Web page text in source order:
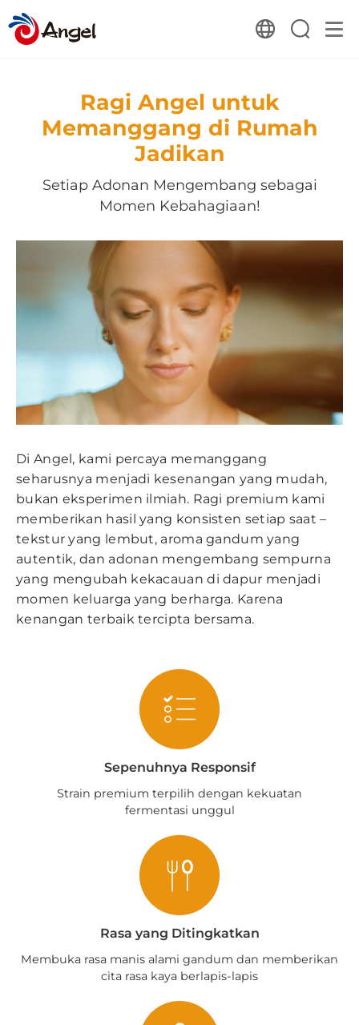
Ragi Angel untuk
Memanggang di Rumah
Jadikan
Setiap Adonan Mengembang sebagai
Momen Kebahagiaan!
Di Angel, kami percaya memanggang
seharusnya menjadi kesenangan yang mudah,
bukan eksperimen ilmiah. Ragi premium kami
memberikan hasil yang konsisten setiap saat –
tekstur yang lembut, aroma gandum yang
autentik, dan adonan mengembang sempurna
yang mengubah kekacauan di dapur menjadi
momen keluarga yang berharga. Karena
kenangan terbaik tercipta bersama.
Sepenuhnya Responsif
Strain premium terpilih dengan kekuatan
fermentasi unggul
Rasa yang Ditingkatkan
Membuka rasa manis alami gandum dan memberikan
cita rasa kaya berlapis-lapis